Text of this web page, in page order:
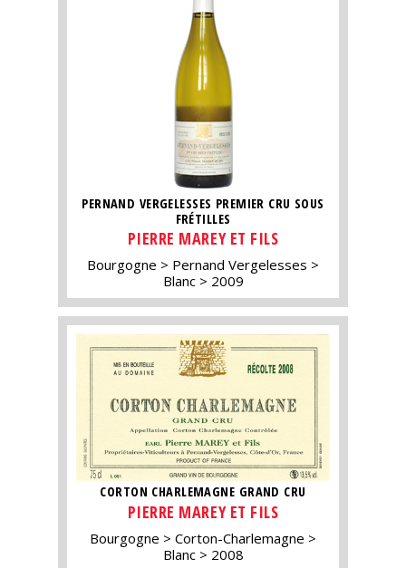
PERNAND VERGELESSES PREMIER CRU SOUS
FRÉTILLES
PIERRE MAREY ET FILS
Bourgogne
Pernand Vergelesses
Blanc
2009
CORTON CHARLEMAGNE GRAND CRU
PIERRE MAREY ET FILS
Bourgogne
Corton-Charlemagne
Blanc
2008